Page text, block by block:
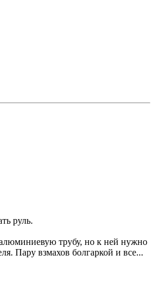
руль.
трубу, но к ней нужно
Пару взмахов болгаркой и все...